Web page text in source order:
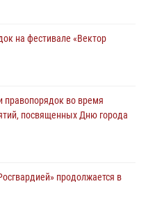
на фестивале «Вектор
правопорядок во время
посвященных Дню города
продолжается в